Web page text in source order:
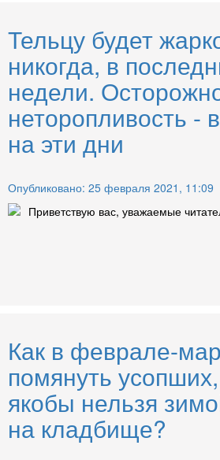
Тельцу будет
никогда, в
недели.
неторопливость -
на эти дни
Опубликовано: 25 февраля 2021, 11:09
Приветствую вас, уважаемые
Как в феврале-
помянуть
якобы нельзя
на кладбище?